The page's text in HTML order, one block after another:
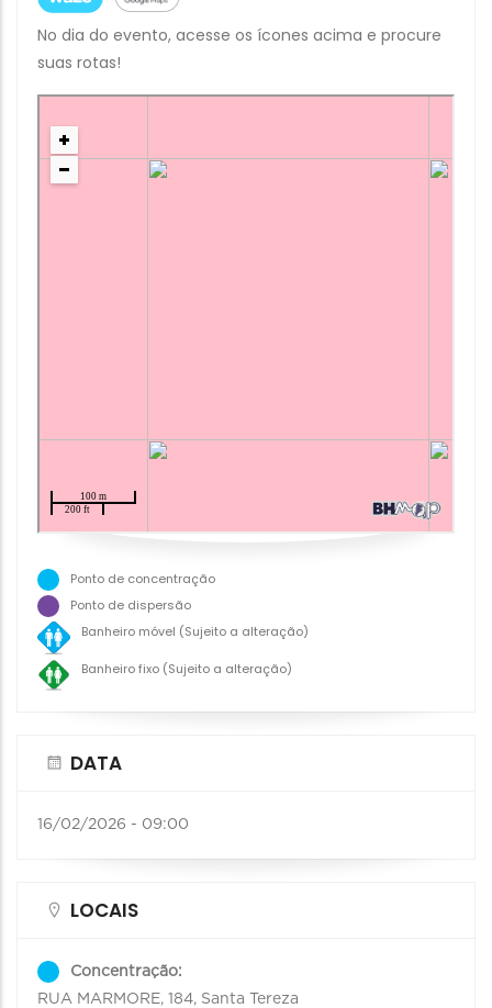
No dia do evento, acesse os ícones acima e procure
suas rotas!
Ponto de concentração
Ponto de dispersão
Banheiro móvel (Sujeito a alteração)
Banheiro fixo (Sujeito a alteração)
DATA
16/02/2026 - 09:00
LOCAIS
Concentração:
RUA MARMORE, 184, Santa Tereza